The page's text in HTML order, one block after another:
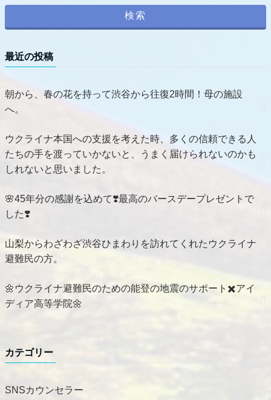
最近の投稿
朝から、春の花を持って渋谷から往復2時間！母の施設
へ。
ウクライナ本国への支援を考えた時、多くの信頼できる人
たちの手を渡っていかないと、うまく届けられないのかも
しれないと思いました。
🌸45年分の感謝を込めて❣️最高のバースデープレゼントで
した❣️
山梨からわざわざ渋谷ひまわりを訪れてくれたウクライナ
避難民の方。
🌼ウクライナ避難民のための能登の地震のサポート✖️アイ
ディア高等学院🌼
カテゴリー
SNSカウンセラー